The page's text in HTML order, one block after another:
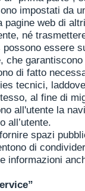
impostati da
web di
né
essere
che
di fatto
tecnici,
al fine di
all'utente la
all’utente.
spazi
di
informazioni